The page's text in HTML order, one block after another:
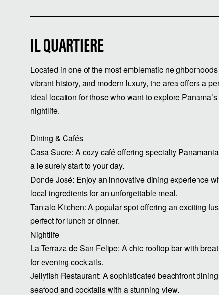
IL QUARTIERE
Located in one of the most emblematic
vibrant history, and modern luxury, the area offers a
ideal location for those who want to explore
nightlife.
Dining & Cafés
Casa Sucre: A cozy café offering specialty
a leisurely start to your day.
Donde José: Enjoy an innovative dining experience
local ingredients for an unforgettable meal.
Tantalo Kitchen: A popular spot offering an exciting
perfect for lunch or dinner.
Nightlife
La Terraza de San Felipe: A chic rooftop bar with
for evening cocktails.
Jellyfish Restaurant: A sophisticated beachfront
seafood and cocktails with a stunning view.